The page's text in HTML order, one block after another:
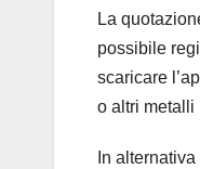
La
possibile
scaricare
o altri metalli
In